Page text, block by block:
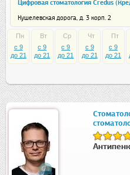
Цифровая стоматология Credus
Кушелевская дорога, д. 3 корп. 2
Пн
c 9
до 21
Вт
c 9
до 21
Ср
c 9
до 21
Чт
c 9
до 21
Пт
c 9
до 21